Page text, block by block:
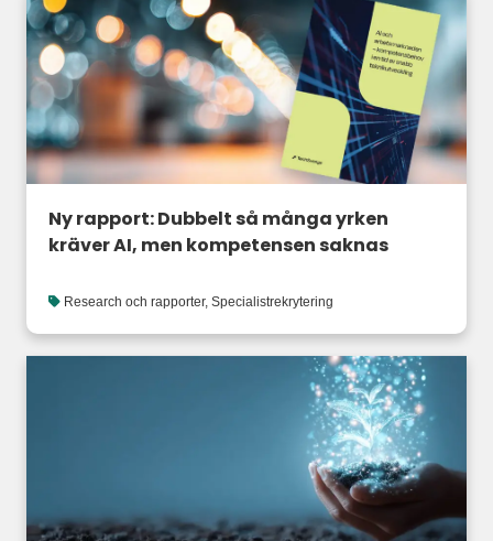
Ny rapport: Dubbelt så många yrken
kräver AI, men kompetensen saknas
Research och rapporter, Specialistrekrytering